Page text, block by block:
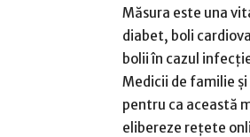
Măsura este una
diabet, boli
bolii în cazul
Medicii de familie
pentru ca această
elibereze rețete